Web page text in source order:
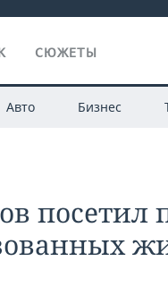
СЮЖЕТЫ
Авто Бизнес
посетил